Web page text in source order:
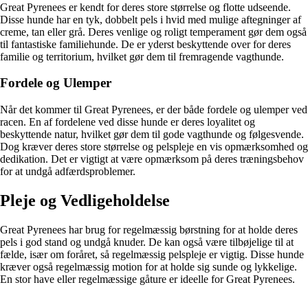
Great Pyrenees er kendt for deres store størrelse og flotte udseende.
Disse hunde har en tyk, dobbelt pels i hvid med mulige aftegninger af
creme, tan eller grå. Deres venlige og roligt temperament gør dem også
til fantastiske familiehunde. De er yderst beskyttende over for deres
familie og territorium, hvilket gør dem til fremragende vagthunde.
Fordele og Ulemper
Når det kommer til Great Pyrenees, er der både fordele og ulemper ved
racen. En af fordelene ved disse hunde er deres loyalitet og
beskyttende natur, hvilket gør dem til gode vagthunde og følgesvende.
Dog kræver deres store størrelse og pelspleje en vis opmærksomhed og
dedikation. Det er vigtigt at være opmærksom på deres træningsbehov
for at undgå adfærdsproblemer.
Pleje og Vedligeholdelse
Great Pyrenees har brug for regelmæssig børstning for at holde deres
pels i god stand og undgå knuder. De kan også være tilbøjelige til at
fælde, især om foråret, så regelmæssig pelspleje er vigtig. Disse hunde
kræver også regelmæssig motion for at holde sig sunde og lykkelige.
En stor have eller regelmæssige gåture er ideelle for Great Pyrenees.